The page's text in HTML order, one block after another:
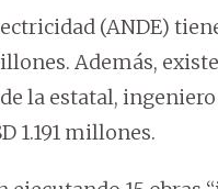
(ANDE)
Además,
la estatal, ingeniero
1.191 millones.